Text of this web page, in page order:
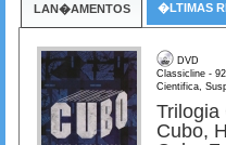
LAN�AMENTOS �LTIMAS
DVD
Classicline -
Cientifica,
Trilogia
Cubo,